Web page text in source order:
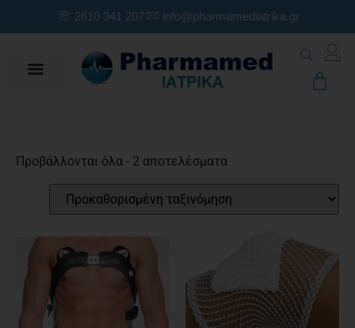
2610 341 207 info@pharmamediatrika.gr
Προβάλλονται όλα - 2 αποτελέσματα